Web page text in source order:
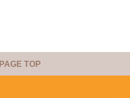
PAGE TOP